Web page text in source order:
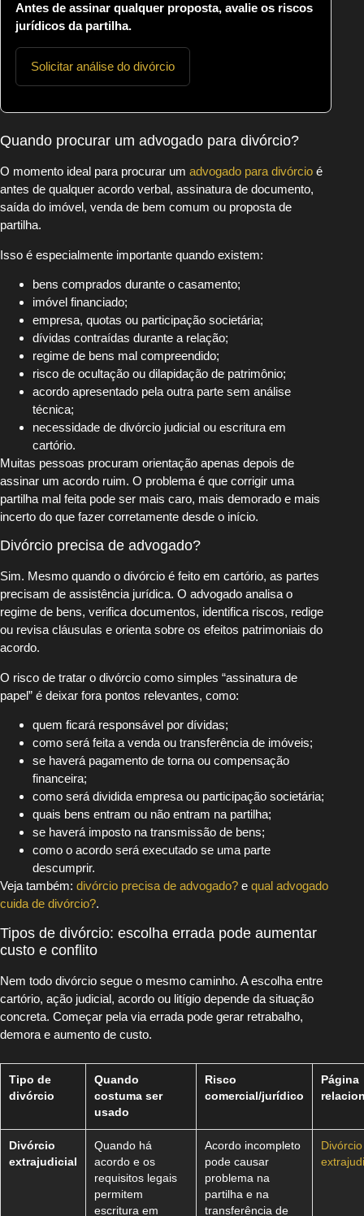
Antes de assinar qualquer proposta, avalie os riscos
jurídicos da partilha.
Solicitar análise do divórcio
Quando procurar um advogado para divórcio?
O momento ideal para procurar um advogado para divórcio é
antes de qualquer acordo verbal, assinatura de documento,
saída do imóvel, venda de bem comum ou proposta de
partilha.
Isso é especialmente importante quando existem:
bens comprados durante o casamento;
imóvel financiado;
empresa, quotas ou participação societária;
dívidas contraídas durante a relação;
regime de bens mal compreendido;
risco de ocultação ou dilapidação de patrimônio;
acordo apresentado pela outra parte sem análise
técnica;
necessidade de divórcio judicial ou escritura em
cartório.
Muitas pessoas procuram orientação apenas depois de
assinar um acordo ruim. O problema é que corrigir uma
partilha mal feita pode ser mais caro, mais demorado e mais
incerto do que fazer corretamente desde o início.
Divórcio precisa de advogado?
Sim. Mesmo quando o divórcio é feito em cartório, as partes
precisam de assistência jurídica. O advogado analisa o
regime de bens, verifica documentos, identifica riscos, redige
ou revisa cláusulas e orienta sobre os efeitos patrimoniais do
acordo.
O risco de tratar o divórcio como simples “assinatura de
papel” é deixar fora pontos relevantes, como:
quem ficará responsável por dívidas;
como será feita a venda ou transferência de imóveis;
se haverá pagamento de torna ou compensação
financeira;
como será dividida empresa ou participação societária;
quais bens entram ou não entram na partilha;
se haverá imposto na transmissão de bens;
como o acordo será executado se uma parte
descumprir.
Veja também: divórcio precisa de advogado? e qual advogado
cuida de divórcio?.
Tipos de divórcio: escolha errada pode aumentar
custo e conflito
Nem todo divórcio segue o mesmo caminho. A escolha entre
cartório, ação judicial, acordo ou litígio depende da situação
concreta. Começar pela via errada pode gerar retrabalho,
demora e aumento de custo.
Tipo de
divórcio
Quando
costuma ser
usado
Risco
comercial/jurídico
Página
Divórcio
extrajudicial
Quando há
acordo e os
requisitos legais
permitem
escritura em
Acordo incompleto
pode causar
problema na
partilha e na
transferência de
Divórcio